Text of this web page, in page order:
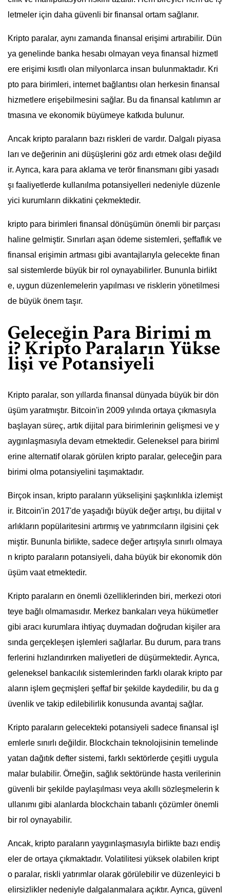
letmeler için daha güvenli bir finansal ortam sağlanır.
Kripto paralar, aynı zamanda finansal erişimi artırabilir. Dün
ya genelinde banka hesabı olmayan veya finansal hizmetl
ere erişimi kısıtlı olan milyonlarca insan bulunmaktadır. Kri
pto para birimleri, internet bağlantısı olan herkesin finansal
hizmetlere erişebilmesini sağlar. Bu da finansal katılımın ar
tmasına ve ekonomik büyümeye katkıda bulunur.
Ancak kripto paraların bazı riskleri de vardır. Dalgalı piyasa
ları ve değerinin ani düşüşlerini göz ardı etmek olası değild
ir. Ayrıca, kara para aklama ve terör finansmanı gibi yasadı
şı faaliyetlerde kullanılma potansiyelleri nedeniyle düzenle
yici kurumların dikkatini çekmektedir.
kripto para birimleri finansal dönüşümün önemli bir parçası
haline gelmiştir. Sınırları aşan ödeme sistemleri, şeffaflık ve
finansal erişimin artması gibi avantajlarıyla gelecekte finan
sal sistemlerde büyük bir rol oynayabilirler. Bununla birlikt
e, uygun düzenlemelerin yapılması ve risklerin yönetilmesi
de büyük önem taşır.
Geleceğin Para Birimi m
i? Kripto Paraların Yükse
lişi ve Potansiyeli
Kripto paralar, son yıllarda finansal dünyada büyük bir dön
üşüm yaratmıştır. Bitcoin'in 2009 yılında ortaya çıkmasıyla
başlayan süreç, artık dijital para birimlerinin gelişmesi ve y
aygınlaşmasıyla devam etmektedir. Geleneksel para biriml
erine alternatif olarak görülen kripto paralar, geleceğin para
birimi olma potansiyelini taşımaktadır.
Birçok insan, kripto paraların yükselişini şaşkınlıkla izlemişt
ir. Bitcoin'in 2017'de yaşadığı büyük değer artışı, bu dijital v
arlıkların popülaritesini artırmış ve yatırımcıların ilgisini çek
miştir. Bununla birlikte, sadece değer artışıyla sınırlı olmaya
n kripto paraların potansiyeli, daha büyük bir ekonomik dön
üşüm vaat etmektedir.
Kripto paraların en önemli özelliklerinden biri, merkezi otori
teye bağlı olmamasıdır. Merkez bankaları veya hükümetler
gibi aracı kurumlara ihtiyaç duymadan doğrudan kişiler ara
sında gerçekleşen işlemleri sağlarlar. Bu durum, para trans
ferlerini hızlandırırken maliyetleri de düşürmektedir. Ayrıca,
geleneksel bankacılık sistemlerinden farklı olarak kripto par
aların işlem geçmişleri şeffaf bir şekilde kaydedilir, bu da g
üvenlik ve takip edilebilirlik konusunda avantaj sağlar.
Kripto paraların gelecekteki potansiyeli sadece finansal işl
emlerle sınırlı değildir. Blockchain teknolojisinin temelinde
yatan dağıtık defter sistemi, farklı sektörlerde çeşitli uygula
malar bulabilir. Örneğin, sağlık sektöründe hasta verilerinin
güvenli bir şekilde paylaşılması veya akıllı sözleşmelerin k
ullanımı gibi alanlarda blockchain tabanlı çözümler önemli
bir rol oynayabilir.
Ancak, kripto paraların yaygınlaşmasıyla birlikte bazı endiş
eler de ortaya çıkmaktadır. Volatilitesi yüksek olabilen kript
o paralar, riskli yatırımlar olarak görülebilir ve düzenleyici b
elirsizlikler nedeniyle dalgalanmalara açıktır. Ayrıca, güvenl